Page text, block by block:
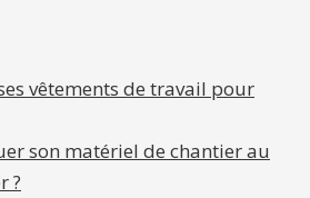
vêtements de travail pour
son matériel de chantier au
?